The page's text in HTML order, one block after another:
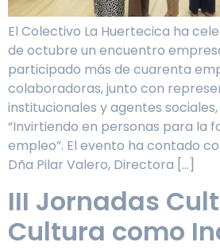
El Colectivo La Huertecica ha
de octubre un encuentro
participado más de cuarenta
colaboradoras, junto con
institucionales y agentes
“Invirtiendo en personas para la
empleo”. El evento ha contado
Dña Pilar Valero, Directora […]
III Jornadas
Cultura como